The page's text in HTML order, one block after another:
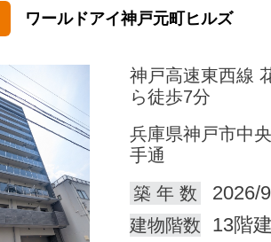
ワールドアイ神戸元町ヒルズ
神戸高速東西線
ら徒歩7分
兵庫県神戸市中
手通
築 年 数
2026/
建物階数 13階